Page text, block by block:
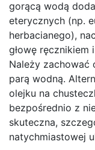
gorącą wodą
eterycznych (np.
herbacianego),
głowę
Należy zachować
parą wodną.
olejku na
bezpośrednio z
skuteczna,
natychmiastowej